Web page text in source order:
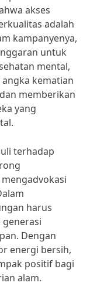
akses
adalah
kampanyenya,
untuk
mental,
kematian
memberikan
yang
terhadap
harus
Dengan
energi bersih,
positif bagi
alam.